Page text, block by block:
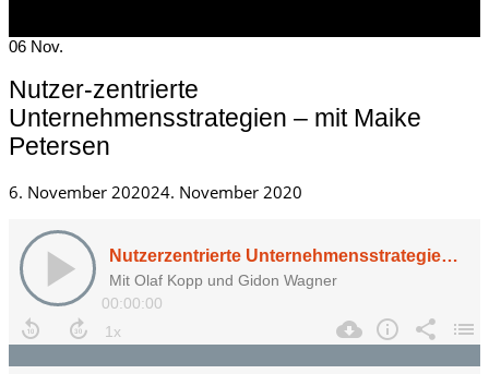
06 Nov.
Nutzer-zentrierte
Unternehmensstrategien – mit Maike
Petersen
Posted
6. November 202024. November 2020